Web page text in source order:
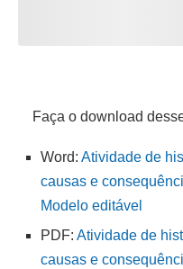
Faça o download
Word: Atividade de
causas e
Modelo editável
PDF: Atividade de
causas e